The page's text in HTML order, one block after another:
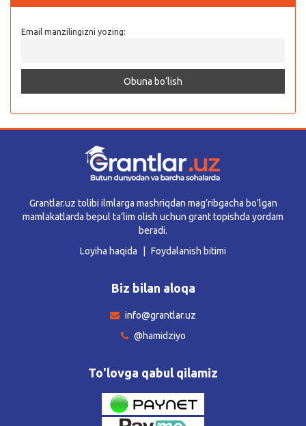
Email manzilingizni yozing:
Grantlar.uz tolibi ilmlarga mashriqdan mag’ribgacha bo’lgan
mamlakatlarda bepul ta’lim olish uchun grant topishda yordam
beradi.
Loyiha haqida
Foydalanish bitimi
Biz bilan aloqa
info@grantlar.uz
@hamidziyo
To'lovga qabul qilamiz